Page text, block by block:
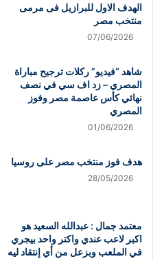
الهدف الاول للبرازيل فى مرمى
منتخب مصر
07/06/2026
شاهد “فيديو” ركلات ترجيح مباراة
المصري – زد اف سي في نصف
نهائي كأس عاصمة مصر وفوز
المصري
01/06/2026
هدف فوز منتخب مصر على روسيا
28/05/2026
معتمد جمال : عبدالله السعيد هو
اكبر لاعب عندي واكتر واحد بيجري
في الملعب وبزعل من أي إنتقاد ليه